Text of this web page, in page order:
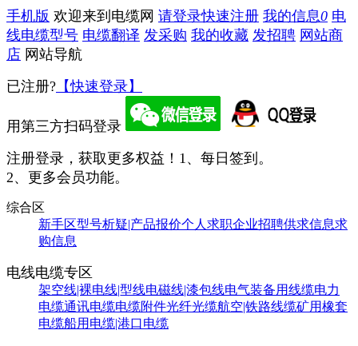
手机版 欢迎来到电缆网 请登录快速注册 我的信息0 电
线电缆型号 电缆翻译 发采购 我的收藏 发招聘 网站商
店 网站导航
已注册? 【快速登录】
用第三方扫码登录
注册登录，获取更多权益！ 1、每日签到。
2、更多会员功能。
综合区
新手区型号析疑|产品报价个人求职企业招聘供求信息求
购信息
电线电缆专区
架空线|裸电线|型线电磁线|漆包线电气装备用线缆电力
电缆通讯电缆电缆附件光纤光缆航空|铁路线缆矿用橡套
电缆船用电缆|港口电缆